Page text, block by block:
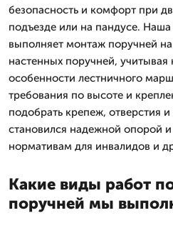
безопасность и комфорт при
подъезде или на пандусе.
выполняет монтаж поручней на
настенных поручней, учитывая
особенности лестничного
требования по высоте и
подобрать крепеж, отверстия
становился надежной опорой и
нормативам для инвалидов и
Какие виды работ
поручней мы